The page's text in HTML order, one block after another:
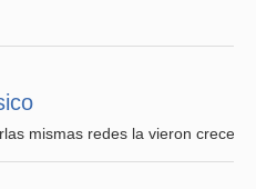
mismas redes la vieron crecer